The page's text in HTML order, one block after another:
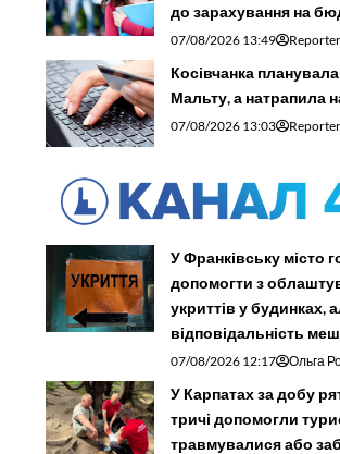
до зарахування на
07/08/2026 13:49 Reporter
Косівчанка
Мальту, а натрапила
07/08/2026 13:03 Reporter
У Франківську місто
допомогти з
укриттів у будинках,
відповідальність
07/08/2026 12:17 Ольга
У Карпатах за добу
тричі допомогли
травмувалися або